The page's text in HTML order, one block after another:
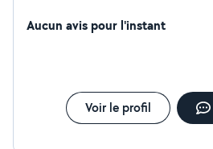
Aucun avis pour l'instant
Voir le profil